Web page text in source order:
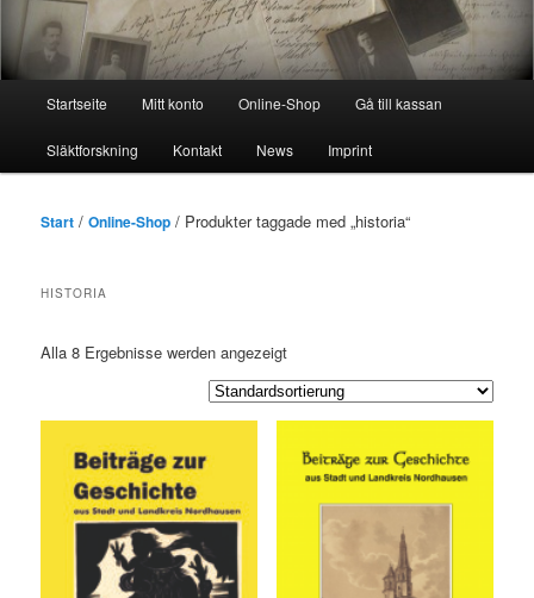
Startseite Mitt konto Online-Shop Gå till kassan
Släktforskning Kontakt News Imprint
Start /Online-Shop / Produkter taggade med „historia“
HISTORIA
Alla 8 Ergebnisse werden angezeigt